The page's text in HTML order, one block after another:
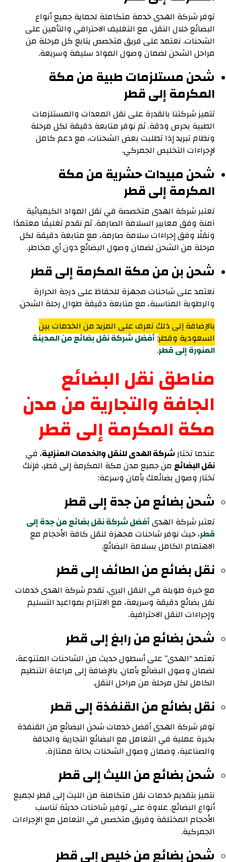
توفر شركة الهدى خدمة متكاملة لحماية جميع أنواع
البضائع خلال النقل، مع التغليف الاحترافي والتأمين على
الشحنات. نعتمد على فريق متخصص يتابع كل مرحلة من
مراحل الشحن لضمان وصول المواد سليمة وسريعة.
شحن مستلزمات طبية من مكة
المكرمة إلى قطر
تتميز شركتنا بالقدرة على نقل المعدات والمستلزمات
الطبية بحرص ودقة. ثم نوفر متابعة دقيقة لكل مرحلة
ونظام تبريد إذا تطلبت بعض الشحنات، مع دعم كامل
لإجراءات التخليص الجمركي.
شحن مبيدات حشرية من مكة
المكرمة إلى قطر
تعتبر شركة الهدى متخصصة في نقل المواد الكيميائية
آمنة وفق معايير السلامة الصارمة. ثم نقدم تغليفًا معتمدًا
ونقلًا وفق إجراءات سلامة صارمة، مع متابعة دقيقة لكل
مرحلة من الشحن لضمان وصول البضائع دون أي مخاطر.
شحن بن من مكة المكرمة إلى قطر
نعتمد على شاحنات مجهزة للحفاظ على درجة الحرارة
والرطوبة المناسبة، مع متابعة دقيقة طوال رحلة الشحن.
بالإضافة إلى ذلك تعرف على المزيد من الخدمات بين
السعودية وقطر:أفضل شركة نقل بضائع من المدينة
المنورة إلى قطر.
مناطق نقل البضائع
الجافة والتجارية من مدن
مكة المكرمة إلى قطر
عندما تختارشركة الهدى للنقل والخدمات المنزلية، في
نقل البضائع من جميع مدن مكة المكرمة إلى قطر، فإنك
تختار وصول بضائعك بأمان وسرعة:
شحن بضائع من جدة إلى قطر
تعتبر شركة الهدىأفضل شركة نقل بضائع من جدة إلى
قطر، حيث نوفر شاحنات مجهزة لنقل كافة الأحجام مع
الاهتمام الكامل بسلامة البضائع.
نقل بضائع من الطائف إلى قطر
مع خبرة طويلة في النقل البري، تقدم شركة الهدى خدمات
نقل بضائع دقيقة وسريعة، مع الالتزام بمواعيد التسليم
وإجراءات النقل الاحترافية.
شحن بضائع من رابغ إلى قطر
تعتمد “الهدى” على أسطول حديث من الشاحنات المتنوعة،
لضمان وصول البضائع بأمان. بالإضافة إلى مراعاة التنظيم
الكامل لكل مرحلة من مراحل النقل.
نقل بضائع من القنفذة إلى قطر
توفر شركة الهدى أفضل خدمات شحن البضائع من القنفذة
بخبرة عملية في التعامل مع البضائع التجارية والجافة
والصناعية، وضمان وصول الشحنات بحالة ممتازة.
شحن بضائع من الليث إلى قطر
نتميز بتقديم خدمات نقل متكاملة من الليث إلى قطر لجميع
أنواع البضائع. علاوة على توفير شاحنات حديثة تناسب
الأحجام المختلفة وفريق متخصص في التعامل مع الإجراءات
الجمركية.
شحن بضائع من خليص إلى قطر